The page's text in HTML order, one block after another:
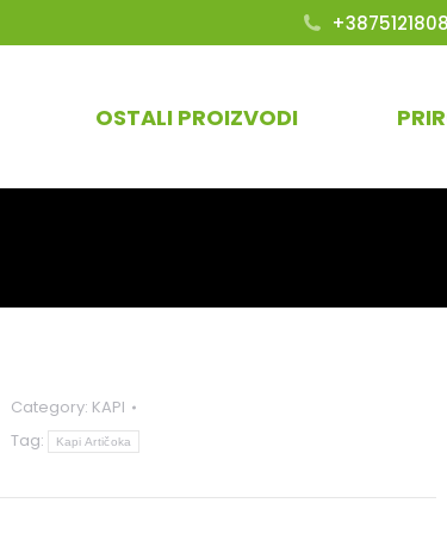
OSTALI PROIZVODI
Category: KAPI
Tag:
Kapi Artičoka